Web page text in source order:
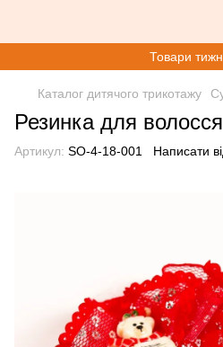
Товари
Каталог дитячого трикотажу
Резинка для
Артикул: SO-4-18-001 Написати